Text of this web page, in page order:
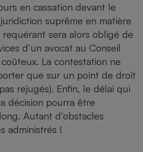
en cassation devant le
suprême en matière
requérant sera alors obligé de
d’un avocat au Conseil
La contestation ne
que sur un point de droit
rejugés). Enfin, le délai qui
décision pourra être
Autant d’obstacles
administrés !
Robot ménager